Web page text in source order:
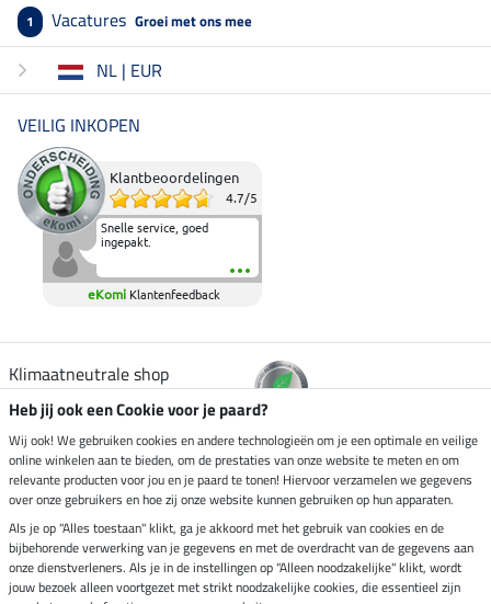
1 Vacatures Groei met ons mee
NL | EUR
VEILIG INKOPEN
Klantbeoordelingen
4.7/5
Snelle service, goed
ingepakt.
eKomi Klantenfeedback
Klimaatneutrale shop
Verzending per
Veilig betalen met
Heb jij ook een Cookie voor je paard?
Wij ook! We gebruiken cookies en andere technologieën om je een optimale en veilige
online winkelen aan te bieden, om de prestaties van onze website te meten en om
relevante producten voor jou en je paard te tonen! Hiervoor verzamelen we gegevens
over onze gebruikers en hoe zij onze website kunnen gebruiken op hun apparaten.
Als je op "Alles toestaan" klikt, ga je akkoord met het gebruik van cookies en de
bijbehorende verwerking van je gegevens en met de overdracht van de gegevens aan
onze dienstverleners. Als je in de instellingen op "Alleen noodzakelijke" klikt, wordt
jouw bezoek alleen voortgezet met strikt noodzakelijke cookies, die essentieel zijn